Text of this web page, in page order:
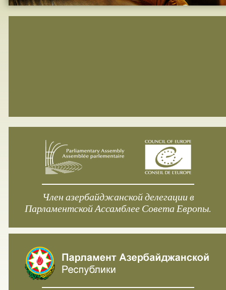
Член азербайджанской делегации в
Парламентской Ассамблее Совета Европы.